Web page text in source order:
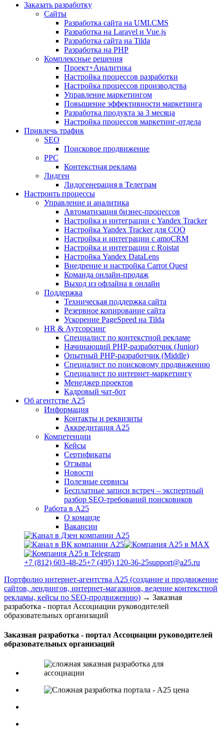
Заказать разработку
Сайты
Разработка сайта на UMI.CMS
Разработка на Laravel и Vue.js
Разработка сайта на Tilda
Разработка на PHP
Комплексные решения
Проект+Аналитика
Настройка процессов разработки
Настройка процессов производства
Управление маркетингом
Повышение эффективности маркетинга
Разработка продукта за 3 месяца
Настройка процессов маркетинг-отдела
Привлечь трафик
SEO
Поисковое продвижение
PPC
Контекстная реклама
Лидген
Лидогенерация в Телеграм
Настроить процессы
Управление и аналитика
Автоматизация бизнес-процессов
Настройка и интеграции с Yandex Tracker
Настройка Yandex Tracker для СОО
Настройка и интеграции с amoCRM
Настройка и интеграции с Roistat
Настройка Yandex DataLens
Внедрение и настройка Carrot Quest
Команда онлайн-продаж
Выход из офлайна в онлайн
Поддержка
Техническая поддержка сайта
Резервное копирование сайта
Ускорение PageSpeed на Tilda
HR & Аутсорсинг
Специалист по контекстной рекламе
Начинающий PHP-разработчик (Junior)
Опытный PHP-разработчик (Middle)
Специалист по поисковому продвижению
Специалист по интернет-маркетингу
Менеджер проектов
Кадровый чат-бот
Об агентстве А25
Информация
Контакты и реквизиты
Аккредитация А25
Компетенции
Кейсы
Сертификаты
Отзывы
Новости
Полезные сервисы
Бесплатные записи встреч – экспертный
разбор SEO-требований поисковиков
Работа в А25
О команде
Вакансии
+7 (812) 603-48-25+7 (495) 120-36-25support@a25.ru
Портфолио интернет-агентства А25 (создание и продвижение
сайтов, лендингов, интернет-магазинов, ведение контекстной
рекламы, кейсы по SEO-продвижению) → Заказная
разработка - портал Ассоциации руководителей
образовательных организаций
Заказная разработка - портал Ассоциации руководителей
образовательных организаций